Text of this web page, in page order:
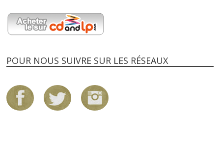
POUR NOUS SUIVRE SUR LES RÉSEAUX